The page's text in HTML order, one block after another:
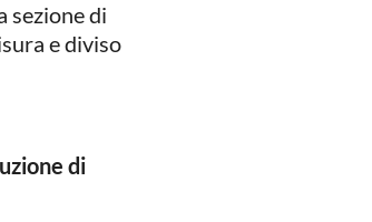
sezione di
e diviso
di